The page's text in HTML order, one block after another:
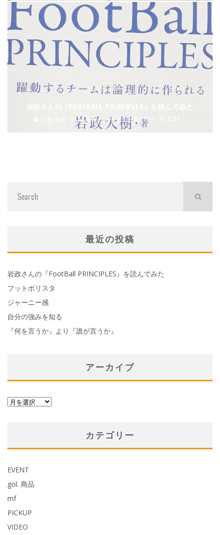
岩政さんの『FOOTBALL PRINCIPLES』を読んでみた
土屋雅史 2021年9月21日 6187
最近の投稿
岩政さんの『FootBall PRINCIPLES』を読んでみた
フットボリスタ
ジャーニー感
自分の強みを知る
『何を言うか』より『誰が言うか』
アーカイブ
ア
ブ
カテゴリー
EVENT
gol. 商品
mf
PICKUP
VIDEO